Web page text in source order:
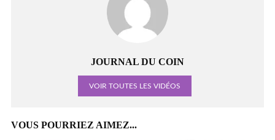
JOURNAL DU COIN
VOIR TOUTES LES VIDÉOS
VOUS POURRIEZ AIMEZ...